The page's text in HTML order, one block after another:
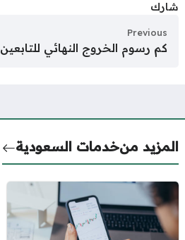
شارك
Previous
كم رسوم الخروج النهائي للتابعين
المزيد منخدمات السعودية